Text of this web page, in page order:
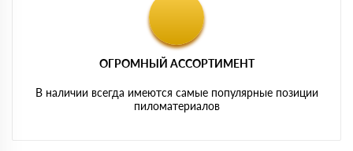
ОГРОМНЫЙ АССОРТИМЕНТ
В наличии всегда имеются самые популярные позиции
пиломатериалов